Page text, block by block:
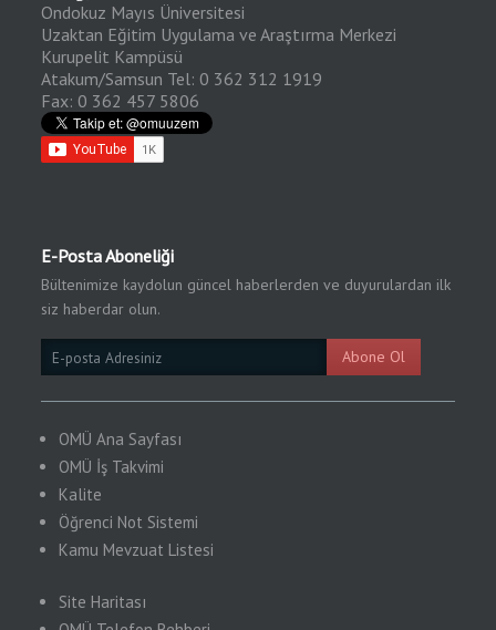
Ondokuz Mayıs Üniversitesi
Uzaktan Eğitim Uygulama ve Araştırma Merkezi
Kurupelit Kampüsü
Atakum/Samsun Tel: 0 362 312 1919
Fax: 0 362 457 5806
E-Posta Aboneliği
Bültenimize kaydolun güncel haberlerden ve duyurulardan ilk
siz haberdar olun.
Email
Subscription Abone Ol
OMÜ Ana Sayfası
OMÜ İş Takvimi
Kalite
Öğrenci Not Sistemi
Kamu Mevzuat Listesi
Site Haritası